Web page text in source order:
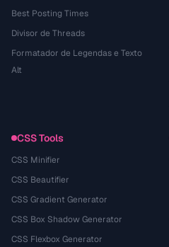
Best Posting Times
Divisor de Threads
Formatador de Legendas e Texto
Alt
CSS Tools
CSS Minifier
CSS Beautifier
CSS Gradient Generator
CSS Box Shadow Generator
CSS Flexbox Generator